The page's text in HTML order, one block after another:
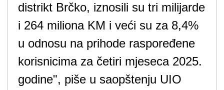
distrikt Brčko, iznosili su tri milijarde
i 264 miliona KM i veći su za 8,4%
u odnosu na prihode raspoređene
korisnicima za četiri mjeseca 2025.
godine", piše u saopštenju UIO